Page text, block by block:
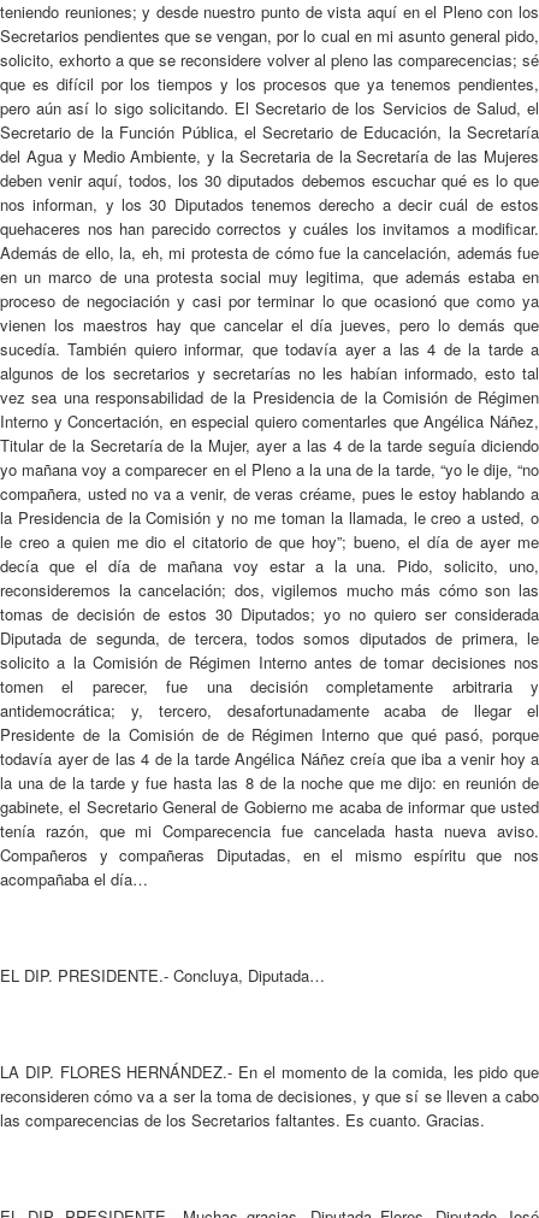
teniendo reuniones; y desde nuestro punto de vista aquí en el Pleno con los
Secretarios pendientes que se vengan, por lo cual en mi asunto general pido,
solicito, exhorto a que se reconsidere volver al pleno las comparecencias; sé
que es difícil por los tiempos y los procesos que ya tenemos pendientes,
pero aún así lo sigo solicitando. El Secretario de los Servicios de Salud, el
Secretario de la Función Pública, el Secretario de Educación, la Secretaría
del Agua y Medio Ambiente, y la Secretaria de la Secretaría de las Mujeres
deben venir aquí, todos, los 30 diputados debemos escuchar qué es lo que
nos informan, y los 30 Diputados tenemos derecho a decir cuál de estos
quehaceres nos han parecido correctos y cuáles los invitamos a modificar.
Además de ello, la, eh, mi protesta de cómo fue la cancelación, además fue
en un marco de una protesta social muy legitima, que además estaba en
proceso de negociación y casi por terminar lo que ocasionó que como ya
vienen los maestros hay que cancelar el día jueves, pero lo demás que
sucedía. También quiero informar, que todavía ayer a las 4 de la tarde a
algunos de los secretarios y secretarías no les habían informado, esto tal
vez sea una responsabilidad de la Presidencia de la Comisión de Régimen
Interno y Concertación, en especial quiero comentarles que Angélica Náñez,
Titular de la Secretaría de la Mujer, ayer a las 4 de la tarde seguía diciendo
yo mañana voy a comparecer en el Pleno a la una de la tarde, “yo le dije, “no
compañera, usted no va a venir, de veras créame, pues le estoy hablando a
la Presidencia de la Comisión y no me toman la llamada, le creo a usted, o
le creo a quien me dio el citatorio de que hoy”; bueno, el día de ayer me
decía que el día de mañana voy estar a la una. Pido, solicito, uno,
reconsideremos la cancelación; dos, vigilemos mucho más cómo son las
tomas de decisión de estos 30 Diputados; yo no quiero ser considerada
Diputada de segunda, de tercera, todos somos diputados de primera, le
solicito a la Comisión de Régimen Interno antes de tomar decisiones nos
tomen el parecer, fue una decisión completamente arbitraria y
antidemocrática; y, tercero, desafortunadamente acaba de llegar el
Presidente de la Comisión de de Régimen Interno que qué pasó, porque
todavía ayer de las 4 de la tarde Angélica Náñez creía que iba a venir hoy a
la una de la tarde y fue hasta las 8 de la noche que me dijo: en reunión de
gabinete, el Secretario General de Gobierno me acaba de informar que usted
tenía razón, que mi Comparecencia fue cancelada hasta nueva aviso.
Compañeros y compañeras Diputadas, en el mismo espíritu que nos
acompañaba el día…
EL DIP. PRESIDENTE.- Concluya, Diputada…
LA DIP. FLORES HERNÁNDEZ.- En el momento de la comida, les pido que
reconsideren cómo va a ser la toma de decisiones, y que sí se lleven a cabo
las comparecencias de los Secretarios faltantes. Es cuanto. Gracias.